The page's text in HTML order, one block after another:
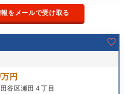
をメールで受け取る
万円
谷区瀬田４丁目